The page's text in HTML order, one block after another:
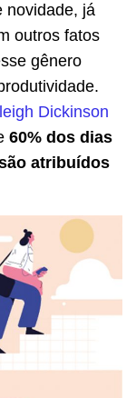
novidade, já
outros fatos
gênero
Dickinson
60% dos dias
atribuídos